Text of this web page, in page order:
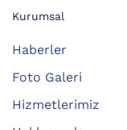
Kurumsal
Haberler
Foto Galeri
Hizmetlerimiz